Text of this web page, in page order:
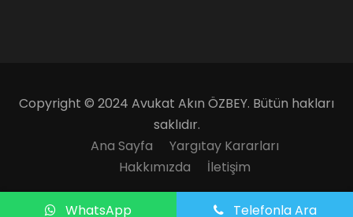
Copyright © 2024 Avukat Akın ÖZBEY. Bütün hakları
saklıdır.
Ana Sayfa
Yargıtay Kararları
Hakkımızda
İletişim
WhatsApp Telefonla Ara